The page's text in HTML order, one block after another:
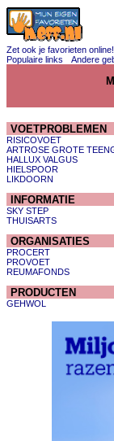
Zet ook je favorieten online!
Populaire links
Andere
VOETPROBLEMEN
RISICOVOET
ARTROSE GROTE
HALLUX VALGUS
HIELSPOOR
LIKDOORN
INFORMATIE
SKY STEP
THUISARTS
ORGANISATIES
PROCERT
PROVOET
REUMAFONDS
PRODUCTEN
GEHWOL